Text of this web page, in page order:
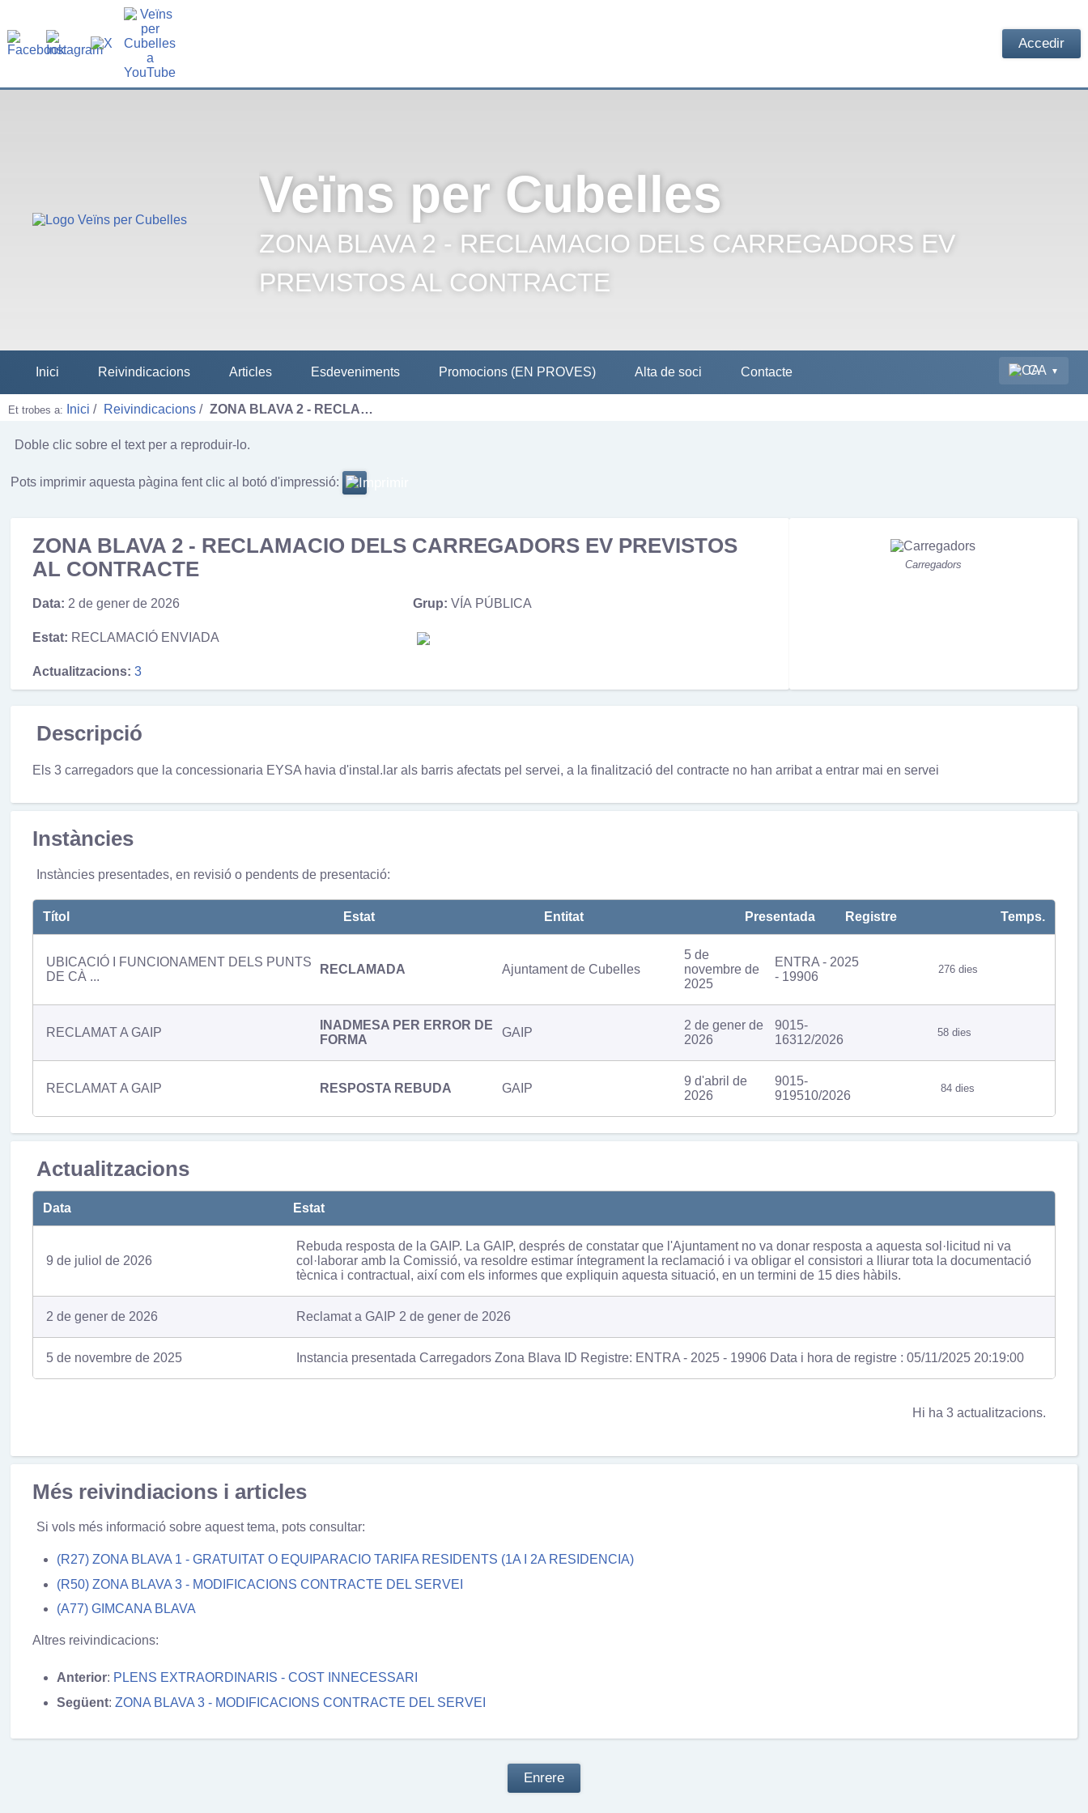
Accedir
Veïns per Cubelles
ZONA BLAVA 2 - RECLAMACIO DELS CARREGADORS EV
PREVISTOS AL CONTRACTE
Inici Reivindicacions Articles Esdeveniments Promocions (EN PROVES) Alta de soci Contacte CA
Et trobes a: Inici Reivindicacions ZONA BLAVA 2 - RECLA…
Doble clic sobre el text per a reproduir-lo.
Pots imprimir aquesta pàgina fent clic al botó d'impressió:
ZONA BLAVA 2 - RECLAMACIO DELS CARREGADORS EV PREVISTOS
AL CONTRACTE
Data: 2 de gener de 2026
Estat: RECLAMACIÓ ENVIADA
Actualitzacions: 3
Grup: VÍA PÚBLICA
Carregadors
Descripció
Els 3 carregadors que la concessionaria EYSA havia d'instal.lar als barris afectats pel servei, a la finalització del contracte no han arribat a entrar mai en servei
Instàncies
Instàncies presentades, en revisió o pendents de presentació:
Títol Estat Entitat Presentada Registre Temps.
UBICACIÓ I FUNCIONAMENT DELS PUNTS
DE CÀ ...
RECLAMADA Ajuntament de Cubelles
5 de
novembre de
2025
ENTRA - 2025
- 19906
276 dies
RECLAMAT A GAIP
INADMESA PER ERROR DE
FORMA
GAIP
2 de gener de
2026
9015-
16312/2026
58 dies
RECLAMAT A GAIP RESPOSTA REBUDA GAIP
9 d'abril de
2026
9015-
919510/2026
84 dies
Actualitzacions
Data Estat
9 de juliol de 2026
Rebuda resposta de la GAIP. La GAIP, després de constatar que l'Ajuntament no va donar resposta a aquesta sol·licitud ni va
col·laborar amb la Comissió, va resoldre estimar íntegrament la reclamació i va obligar el consistori a lliurar tota la documentació
tècnica i contractual, així com els informes que expliquin aquesta situació, en un termini de 15 dies hàbils.
2 de gener de 2026 Reclamat a GAIP 2 de gener de 2026
5 de novembre de 2025 Instancia presentada Carregadors Zona Blava ID Registre: ENTRA - 2025 - 19906 Data i hora de registre : 05/11/2025 20:19:00
Hi ha 3 actualitzacions.
Més reivindiacions i articles
Si vols més informació sobre aquest tema, pots consultar:
(R27) ZONA BLAVA 1 - GRATUITAT O EQUIPARACIO TARIFA RESIDENTS (1A I 2A RESIDENCIA)
(R50) ZONA BLAVA 3 - MODIFICACIONS CONTRACTE DEL SERVEI
(A77) GIMCANA BLAVA
Altres reivindicacions:
Anterior: PLENS EXTRAORDINARIS - COST INNECESSARI
Següent: ZONA BLAVA 3 - MODIFICACIONS CONTRACTE DEL SERVEI
Enrere